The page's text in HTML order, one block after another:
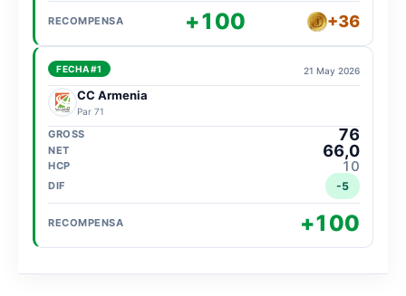
+100 +36
FECHA #1 21 May 2026
CC Armenia
Par 71
76
66,0
10
-5
+100